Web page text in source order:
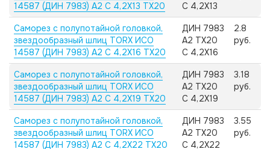
14587 (ДИН 7983) А2 C 4,2X13 TX20
C 4,2X13
Саморез с полупотайной головкой,
звездообразный шлиц TORX ИСО
14587 (ДИН 7983) А2 C 4,2X16 TX20
ДИН 7983
А2 TX20
C 4,2X16
2.8
руб.
Саморез с полупотайной головкой,
звездообразный шлиц TORX ИСО
14587 (ДИН 7983) А2 C 4,2X19 TX20
ДИН 7983
А2 TX20
C 4,2X19
3.18
руб.
Саморез с полупотайной головкой,
звездообразный шлиц TORX ИСО
14587 (ДИН 7983) А2 C 4,2X22 TX20
ДИН 7983
А2 TX20
C 4,2X22
3.55
руб.